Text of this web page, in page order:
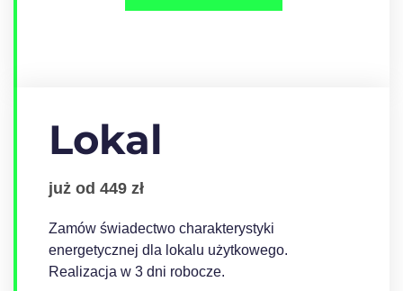
Lokal
już od 449 zł
Zamów świadectwo charakterystyki
energetycznej dla lokalu użytkowego.
Realizacja w 3 dni robocze.